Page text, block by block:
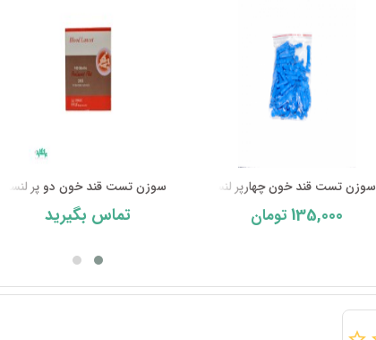
سوزن تست قند خون چهارپر لنست
135,000 تومان
سوزن تست قند خون دو پر لنست Selec ...
تماس بگیرید